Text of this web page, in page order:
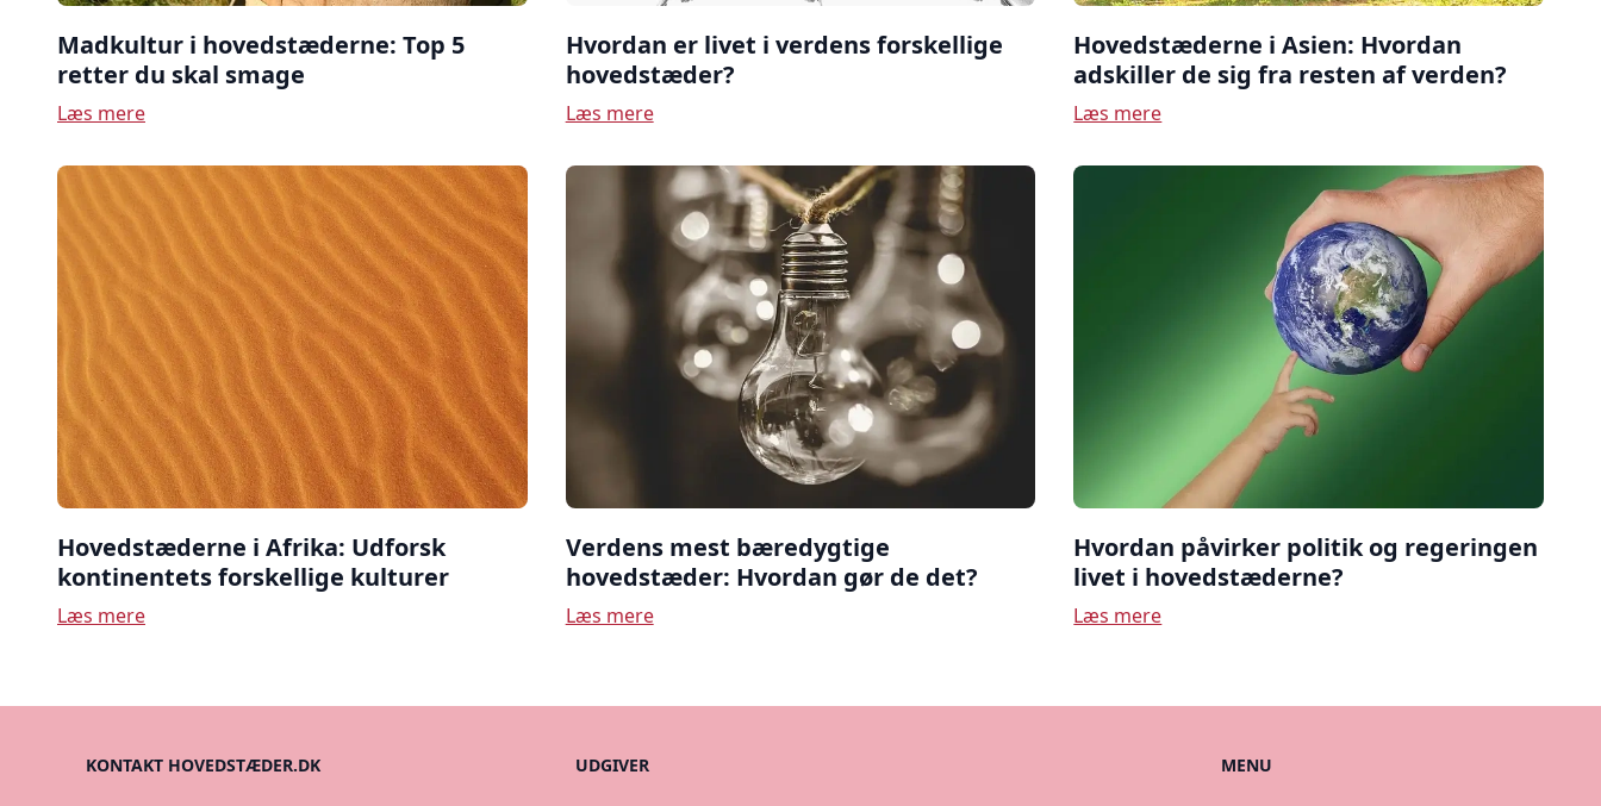
Madkultur i hovedstæderne: Top 5
retter du skal smage
Læs mere
Hvordan er livet i verdens forskellige
hovedstæder?
Læs mere
Hovedstæderne i Asien: Hvordan
adskiller de sig fra resten af verden?
Læs mere
Hovedstæderne i Afrika: Udforsk
kontinentets forskellige kulturer
Læs mere
Verdens mest bæredygtige
hovedstæder: Hvordan gør de det?
Læs mere
Hvordan påvirker politik og regeringen
livet i hovedstæderne?
Læs mere
KONTAKT HOVEDSTÆDER.DK UDGIVER MENU